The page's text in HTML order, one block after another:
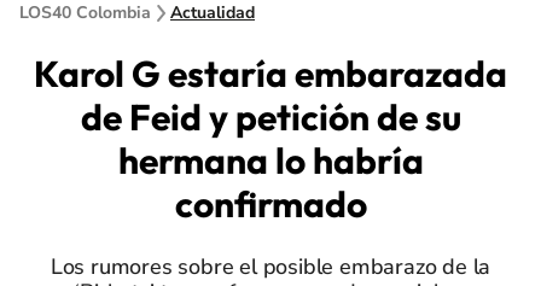
LOS40 Colombia Actualidad
Karol G estaría embarazada
de Feid y petición de su
hermana lo habría
confirmado
Los rumores sobre el posible embarazo de la